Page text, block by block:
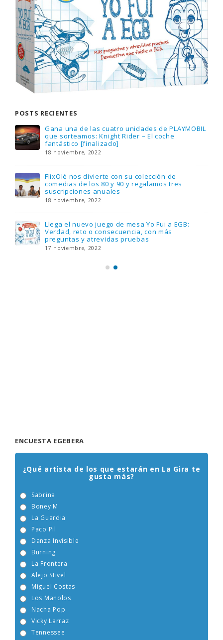
POSTS RECIENTES
Gana una de las cuatro unidades de PLAYMOBIL
que sorteamos: Knight Rider – El coche
fantástico [finalizado]
18 noviembre, 2022
FlixOlé nos divierte con su colección de
comedias de los 80 y 90 y regalamos tres
suscripciones anuales
18 noviembre, 2022
Llega el nuevo juego de mesa Yo Fui a EGB:
Verdad, reto o consecuencia, con más
preguntas y atrevidas pruebas
17 noviembre, 2022
ENCUESTA EGEBERA
¿Qué artista de los que estarán en La Gira te
gusta más?
Sabrina
Boney M
La Guardia
Paco Pil
Danza Invisible
Burning
La Frontera
Alejo Stivel
Miguel Costas
Los Manolos
Nacha Pop
Vicky Larraz
Tennessee